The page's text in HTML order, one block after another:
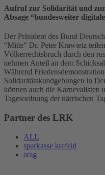
Aufruf zur Solidarität und
Absage “bundesweiter
Der Präsident des Bund
“Mitte“ Dr. Peter Krawietz
Völkerrechtsbruch durch den
nehmen Anteil an dem
Während
Solidaritätskundgebungen in
können auch die Karnevalisten
Tagesordnung der närrischen
Partner des LRK
ALL
sparkasse krefeld
arag